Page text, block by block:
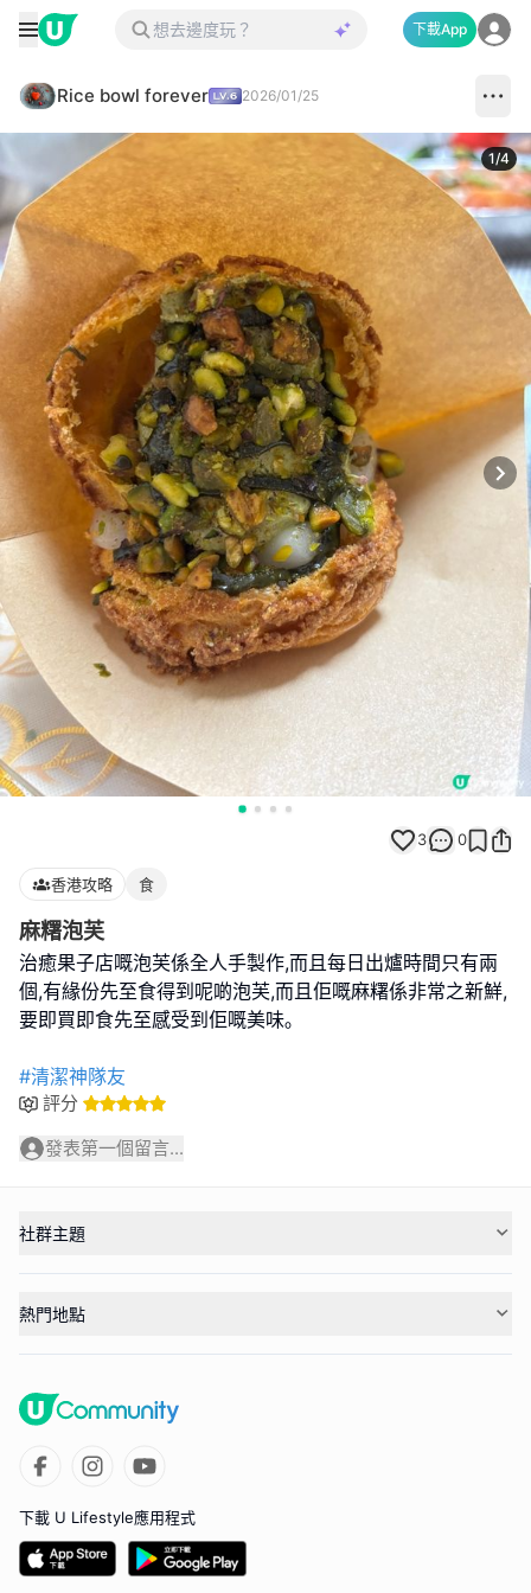
下載App
Rice bowl forever 2026/01/25
1/4
3 0
香港攻略 食
麻糬泡芙
治癒果子店嘅泡芙係全人手製作,而且每日出爐時間只有兩
個,有緣份先至食得到呢啲泡芙,而且佢嘅麻糬係非常之新鮮,
要即買即食先至感受到佢嘅美味｡
#清潔神隊友
評分
發表第一個留言...
社群主題
熱門地點
下載 U Lifestyle應用程式